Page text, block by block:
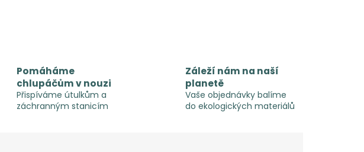
Pomáháme
chlupáčům v nouzi
Přispíváme útulkům a
záchranným stanicím
Záleží nám na naší
planetě
Vaše objednávky balíme
do ekologických materiálů